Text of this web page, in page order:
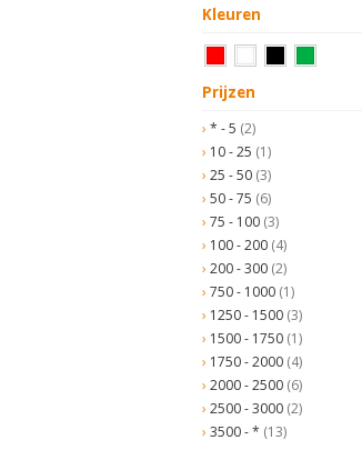
Kleuren
Prijzen
* - 5 (2)
10 - 25 (1)
25 - 50 (3)
50 - 75 (6)
75 - 100 (3)
100 - 200 (4)
200 - 300 (2)
750 - 1000 (1)
1250 - 1500 (3)
1500 - 1750 (1)
1750 - 2000 (4)
2000 - 2500 (6)
2500 - 3000 (2)
3500 - * (13)